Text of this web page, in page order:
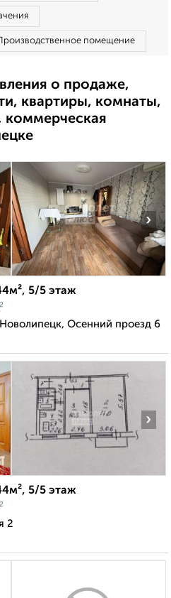
помещение
о продаже,
квартиры, комнаты,
›
5/5 этаж
Осенний проезд 6
›
5/5 этаж
2